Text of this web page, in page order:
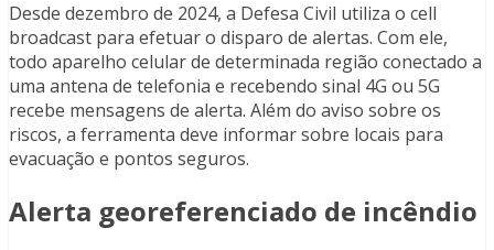
Desde dezembro de 2024, a Defesa Civil utiliza o cell
broadcast para efetuar o disparo de alertas. Com ele,
todo aparelho celular de determinada região conectado a
uma antena de telefonia e recebendo sinal 4G ou 5G
recebe mensagens de alerta. Além do aviso sobre os
riscos, a ferramenta deve informar sobre locais para
evacuação e pontos seguros.
Alerta georeferenciado de incêndio